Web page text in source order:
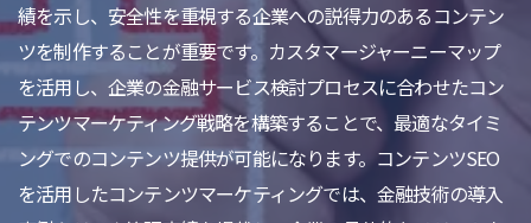
績を示し、安全性を重視する企業への説得力のあるコンテン
ツを制作することが重要です。カスタマージャーニーマップ
を活用し、企業の金融サービス検討プロセスに合わせたコン
テンツマーケティング戦略を構築することで、最適なタイミ
ングでのコンテンツ提供が可能になります。コンテンツSEO
を活用したコンテンツマーケティングでは、金融技術の導入